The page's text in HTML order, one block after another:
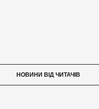
НОВИНИ ВІД ЧИТАЧІВ